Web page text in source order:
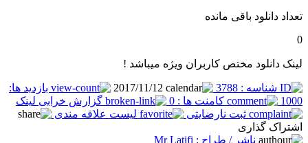
تعداد دانلود باقی مانده
0
لینک دانلود مختص کاربران ویژه میباشد !
شناسه : 3788
بازدید ها:
1000
کامنت ها : 0
گزارش خرابی لینک
ثبت نارضایتی
لیست علاقه مندی
اشتراک گذاری
ناشر / طراح : Mr Latifi